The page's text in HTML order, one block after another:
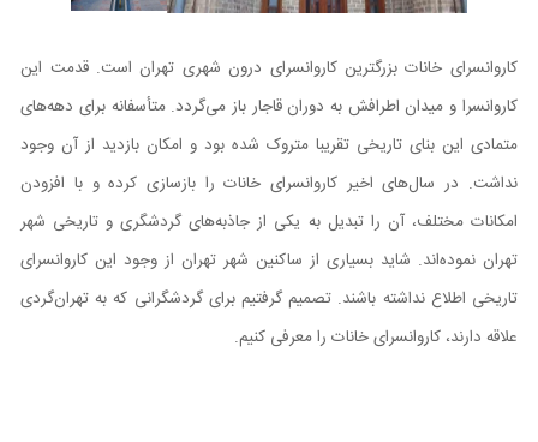
کاروانسرای خانات بزرگترین کاروانسرای درون شهری تهران است. قدمت این
کاروانسرا و میدان اطرافش به دوران قاجار باز می‌گردد. متأسفانه برای دهه‌های
متمادی این بنای تاریخی تقریبا متروک شده بود و امکان بازدید از آن وجود
نداشت. در سال‌های اخیر کاروانسرای خانات را بازسازی کرده و با افزودن
امکانات مختلف، آن را تبدیل به یکی از جاذبه‌های گردشگری و تاریخی شهر
تهران نموده‌اند. شاید بسیاری از ساکنین شهر تهران از وجود این کاروانسرای
تاریخی اطلاع نداشته باشند. تصمیم گرفتیم برای گردشگرانی که به تهران‌گردی
علاقه دارند، کاروانسرای خانات را معرفی کنیم.